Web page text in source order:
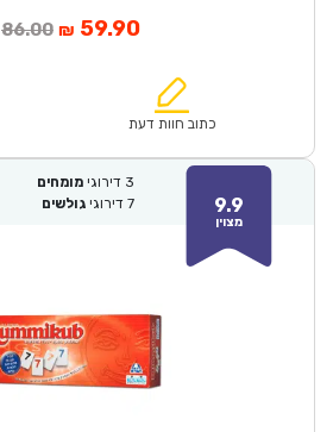
86.00המחיר
₪86.00.
₪ 59.90המחיר
הוא:
כתוב חוות דעת
9.9
מצוין
3 דירוגי מומחים
7 דירוגי גולשים